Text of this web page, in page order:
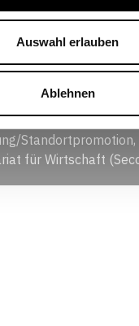
Auswahl erlauben
Ablehnen
Ressortleiter
Standortpromotion,
für Wirtschaft